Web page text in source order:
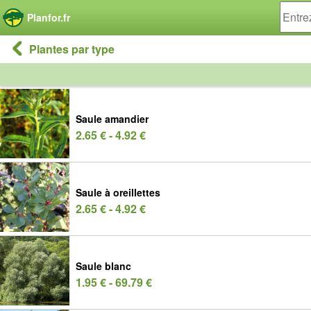
Planfor.fr
Plantes par type
Saule amandier
2.65 € - 4.92 €
Saule à oreillettes
2.65 € - 4.92 €
Saule blanc
1.95 € - 69.79 €
Panneau de gestion des cookies